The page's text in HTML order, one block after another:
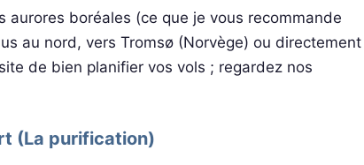
aurores boréales (ce que je vous recommande
au nord, vers Tromsø (Norvège) ou directement
de bien planifier vos vols ; regardez nos
(La purification)